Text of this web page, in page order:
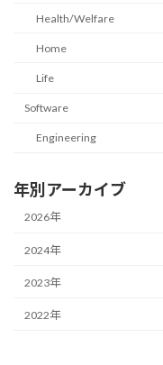
Health/Welfare
Home
Life
Software
Engineering
年別アーカイブ
2026年
2024年
2023年
2022年